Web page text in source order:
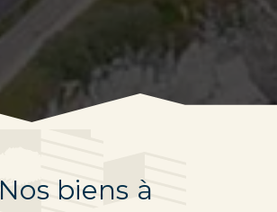
Nos biens à